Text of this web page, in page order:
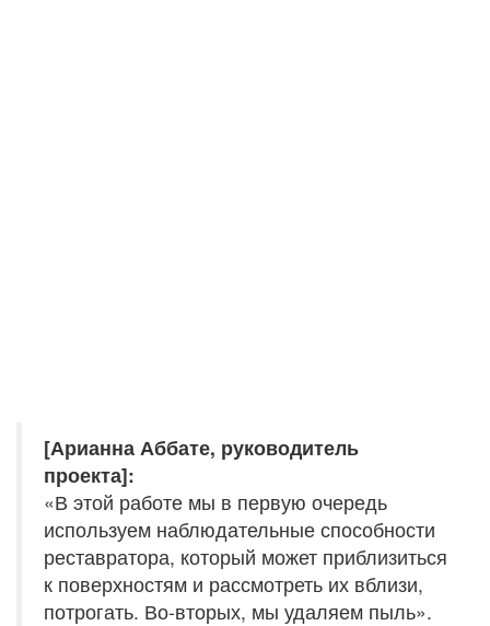
[Арианна Аббате, руководитель
проекта]:
«В этой работе мы в первую очередь
используем наблюдательные способности
реставратора, который может приблизиться
к поверхностям и рассмотреть их вблизи,
потрогать. Во-вторых, мы удаляем пыль».